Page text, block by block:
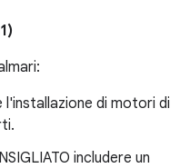
di motori di
includere un